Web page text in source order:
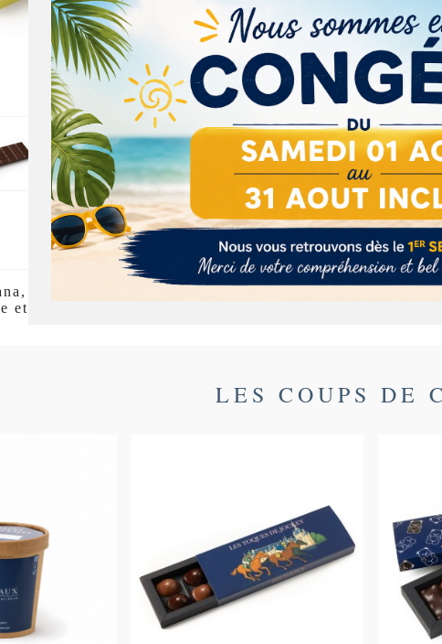
Description Détails du produit
légèrement boisé, libère des notes rondes et
et équilibrée, empreinte de l’élégance du terroir ghanéen.
LES COUPS DE